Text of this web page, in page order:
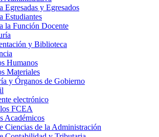
Egresadas y Egresados
Estudiantes
la Función Docente
y Biblioteca
Humanos
Materiales
y Órganos de Gobierno
electrónico
FCEA
Académicos
Ciencias de la Administración